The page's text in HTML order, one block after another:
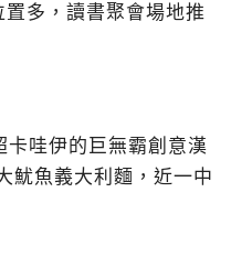
多，讀書聚會場地推
哇伊的巨無霸創意漢
魷魚義大利麵，近一中